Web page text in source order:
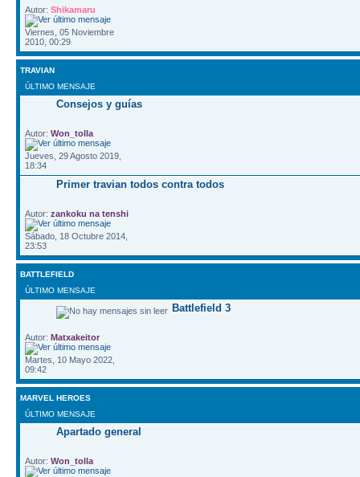
Autor: Shikamaru
Viernes, 05 Noviembre
2010, 00:29
TRAVIAN
ÚLTIMO MENSAJE
Consejos y guías
Autor: Won_tolla
Jueves, 29 Agosto 2019,
18:34
Primer travian todos contra todos
Autor: zankoku na tenshi
Sábado, 18 Octubre 2014,
23:53
BATTLEFIELD
ÚLTIMO MENSAJE
Battlefield 3
Autor: Matxakeitor
Martes, 10 Mayo 2022,
09:42
MARVEL HEROES
ÚLTIMO MENSAJE
Apartado general
Autor: Won_tolla